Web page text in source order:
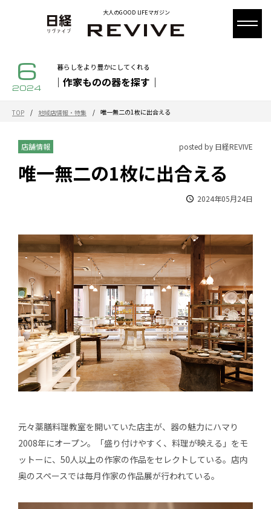
大人のGOOD LIFEマガジン
6
2024
暮らしをより豊かにしてくれる
｜作家ものの器を探す｜
TOP / 地域店情報・特集 / 唯一無二の1枚に出合える
店舗情報 posted by 日経REVIVE
唯一無二の1枚に出合える
2024年05月24日
元々薬膳料理教室を開いていた店主が、器の魅力にハマり
2008年にオープン。「盛り付けやすく、料理が映える」をモ
ットーに、50人以上の作家の作品をセレクトしている。店内
奥のスペースでは毎月作家の作品展が行われている。